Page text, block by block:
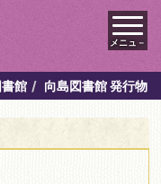
メニュ－
館 向島図書館 発行物